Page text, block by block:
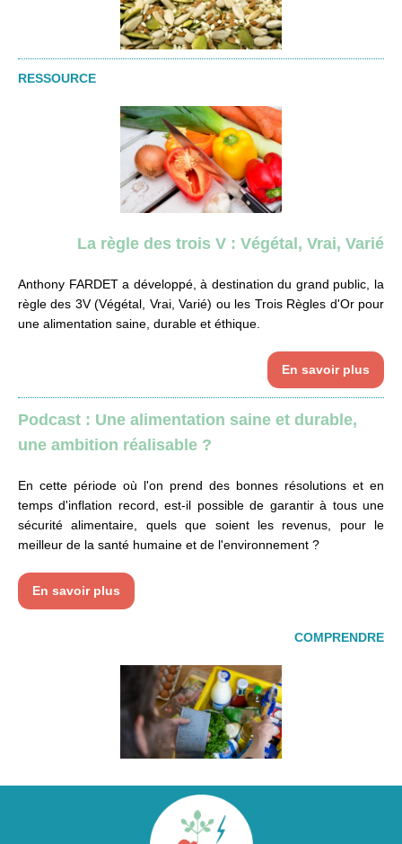
RESSOURCE
La règle des trois V : Végétal, Vrai, Varié
Anthony FARDET a développé, à destination du grand public, la
règle des 3V (Végétal, Vrai, Varié) ou les Trois Règles d'Or pour
une alimentation saine, durable et éthique.
En savoir plus
Podcast : Une alimentation saine et durable,
une ambition réalisable ?
En cette période où l'on prend des bonnes résolutions et en
temps d'inflation record, est-il possible de garantir à tous une
sécurité alimentaire, quels que soient les revenus, pour le
meilleur de la santé humaine et de l'environnement ?
En savoir plus
COMPRENDRE